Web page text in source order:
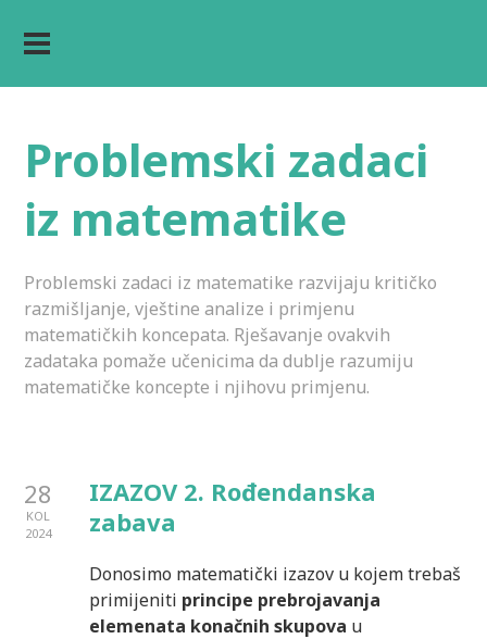
Problemski zadaci
iz matematike
Problemski zadaci iz matematike razvijaju kritičko
razmišljanje, vještine analize i primjenu
matematičkih koncepata. Rješavanje ovakvih
zadataka pomaže učenicima da dublje razumiju
matematičke koncepte i njihovu primjenu.
28
KOL
2024
IZAZOV 2. Rođendanska
zabava
Donosimo matematički izazov u kojem trebaš
primijeniti principe prebrojavanja
elemenata konačnih skupova u